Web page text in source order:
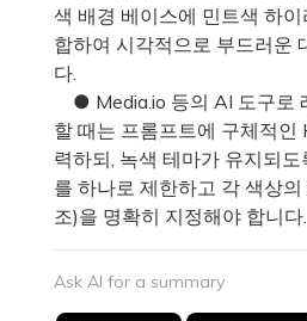
색 배경 베이스에 민트색 하
합하여 시각적으로 부드러운
다.
● Media.io 등의 AI 도구로
할 때는 프롬프트에 구체적인
력하되, 녹색 테마가 유지되
를 하나로 제한하고 각 색상
조)을 명확히 지정해야 합니다.
Ask AI for a summary